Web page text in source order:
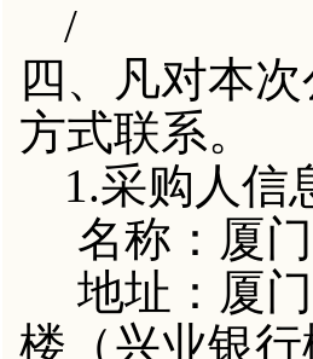
/
四、凡对本
方式联系。
1.采购人信
名称：厦
地址：厦
楼（兴业银